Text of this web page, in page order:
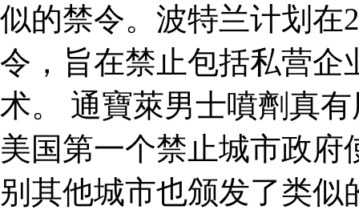
似的禁令。波特兰计划在
令，旨在禁止包括私营企
术。 通寶萊男士噴劑真
美国第一个禁止城市政
别其他城市也颁发了类似